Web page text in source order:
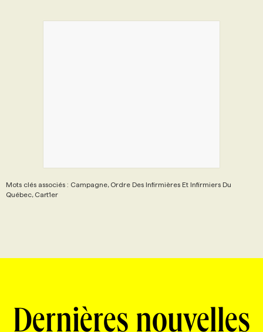
Mots clés associés : Campagne, Ordre Des Infirmières Et Infirmiers Du
Québec, Cart1er
Dernières nouvelles